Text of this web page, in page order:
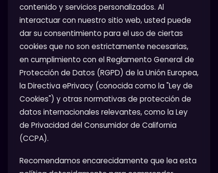
contenido y servicios personalizados. Al
interactuar con nuestro sitio web, usted puede
dar su consentimiento para el uso de ciertas
cookies que no son estrictamente necesarias,
en cumplimiento con el Reglamento General de
Protección de Datos (RGPD) de la Unión Europea,
la Directiva ePrivacy (conocida como la "Ley de
Cookies") y otras normativas de protección de
datos internacionales relevantes, como la Ley
de Privacidad del Consumidor de California
(CCPA).
Recomendamos encarecidamente que lea esta